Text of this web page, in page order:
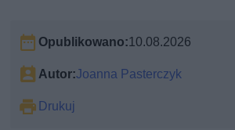
Opublikowano:10.08.2026
Autor:Joanna Pasterczyk
Drukuj